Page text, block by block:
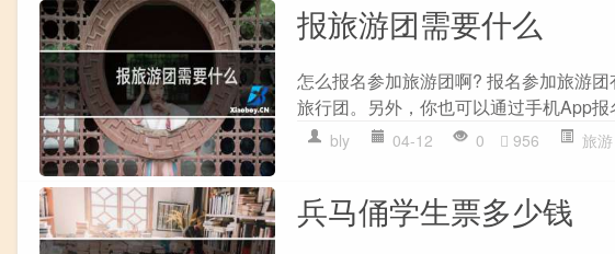
报旅游团需要什么
怎么报名参加旅游团啊? 报名参加旅游
旅行团。另外，你也可以通过手机App
bly 04-12 0 956 旅游
兵马俑学生票多少钱